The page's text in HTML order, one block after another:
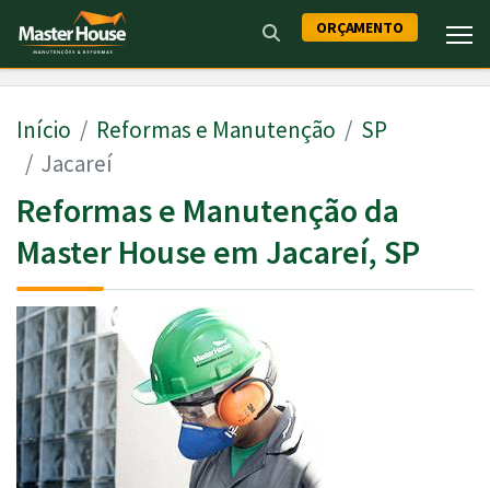
ORÇAMENTO
Início Reformas e Manutenção
SP
Jacareí
Reformas e Manutenção da
Master House em Jacareí, SP